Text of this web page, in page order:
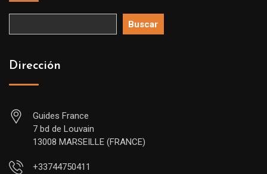
Buscar
Dirección
Guides France
7 bd de Louvain
13008 MARSEILLE (FRANCE)
+33744750411